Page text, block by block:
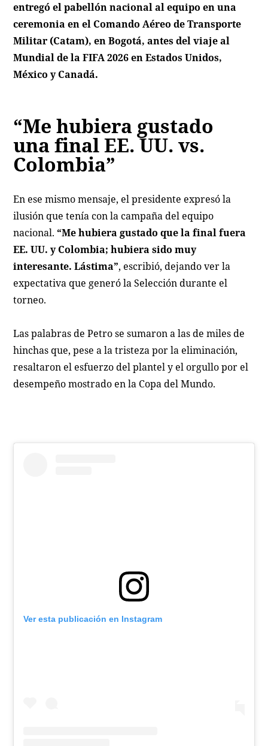
entregó el pabellón nacional al equipo en una
ceremonia en el Comando Aéreo de Transporte
Militar (Catam), en Bogotá, antes del viaje al
Mundial de la FIFA 2026 en Estados Unidos,
México y Canadá.
“Me hubiera gustado
una final EE. UU. vs.
Colombia”
En ese mismo mensaje, el presidente expresó la
ilusión que tenía con la campaña del equipo
nacional. “Me hubiera gustado que la final fuera
EE. UU. y Colombia; hubiera sido muy
interesante. Lástima”, escribió, dejando ver la
expectativa que generó la Selección durante el
torneo.
Las palabras de Petro se sumaron a las de miles de
hinchas que, pese a la tristeza por la eliminación,
resaltaron el esfuerzo del plantel y el orgullo por el
desempeño mostrado en la Copa del Mundo.
Ver esta publicación en Instagram